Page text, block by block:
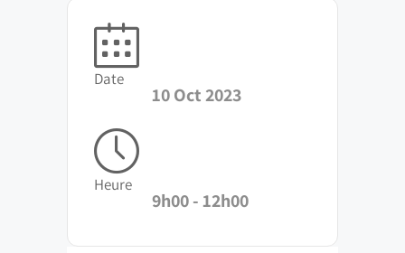
Date
10 Oct 2023
Heure
9h00 - 12h00